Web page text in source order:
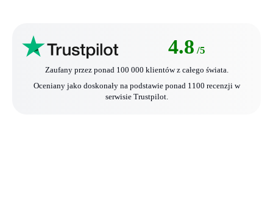
4.8 /5
Zaufany przez ponad 100 000 klientów z całego świata.
Oceniany jako doskonały na podstawie ponad 1100 recenzji w
serwisie Trustpilot.